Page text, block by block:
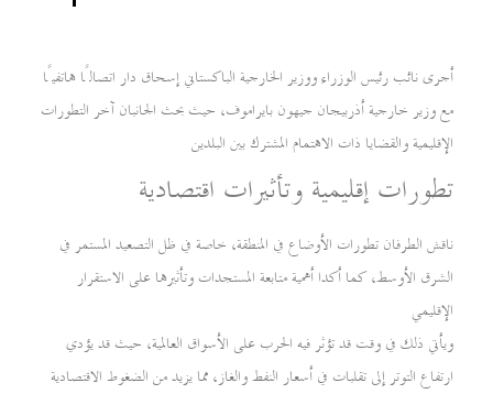
أجرى نائب رئيس الوزراء ووزير الخارجية الباكستاني إسحاق دار اتصالًا هاتفيًا
مع وزير خارجية أذربيجان جيهون بايراموف، حيث بحث الجانبان آخر التطورات
الإقليمية والقضايا ذات الاهتمام المشترك بين البلدين
تطورات إقليمية وتأثيرات اقتصادية
ناقش الطرفان تطورات الأوضاع في المنطقة، خاصة في ظل التصعيد المستمر في
الشرق الأوسط، كما أكدا أهمية متابعة المستجدات وتأثيرها على الاستقرار
الإقليمي
ويأتي ذلك في وقت قد تؤثر فيه الحرب على الأسواق العالمية، حيث قد يؤدي
ارتفاع التوتر إلى تقلبات في أسعار النفط والغاز، مما يزيد من الضغوط الاقتصادية